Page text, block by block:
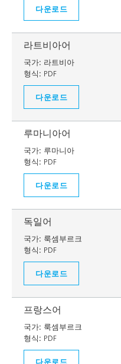
다운로드
라트비아어
국가: 라트비아
형식: PDF
다운로드
루마니아어
국가: 루마니아
형식: PDF
다운로드
독일어
국가: 룩셈부르크
형식: PDF
다운로드
프랑스어
국가: 룩셈부르크
형식: PDF
다운로드